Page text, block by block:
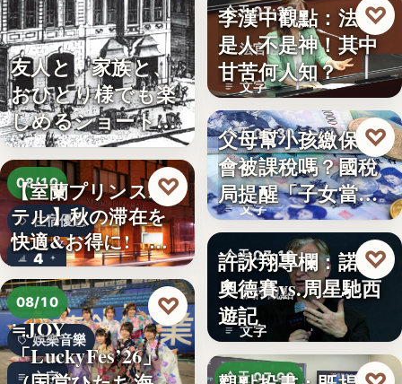
友人と、家族と、
おひとり様でも楽
しめるショート・
コンサー…
08/10
住宿優惠
4
【室蘭プリンスホ
テル】秋の滞在を
快適&お得に!「じ
ゃらん…
♡
08/10
娛樂音樂
文字
≒JOY
「LuckyFes’26」
♡
今天 07:30
法官過勞
文字
李漢中觀點：法官
是人不是神！其中
甘苦何人知？
♡
今天 07:30
稅務理財
文字
父母幫小孩繳保費
會被課稅嗎？國稅
局提醒「子女當要
保人」恐…
♡
今天 07:10
影評觀點
文字
許詠翔專欄：諾蘭
奧德賽vs.周星馳西
遊記
♡
今天 07:00